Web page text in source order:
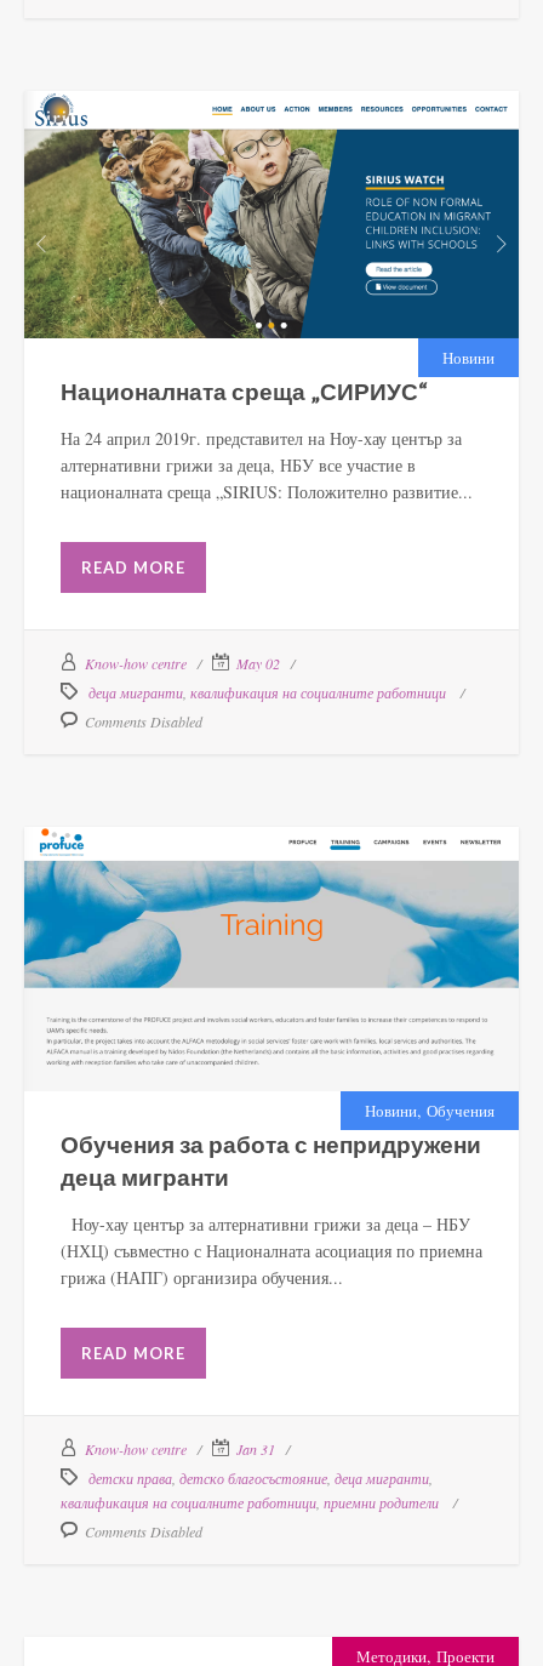
Новини
Националната среща „СИРИУС“
На 24 април 2019г. представител на Ноу-хау център за
алтернативни грижи за деца, НБУ все участие в
националната среща „SIRIUS: Положително развитие...
READ MORE
Know-how centre
May 02
деца мигранти квалификация на социалните работници
Comments Disabled
Новини, Обучения
Обучения за работа с непридружени
деца мигранти
Ноу-хау център за алтернативни грижи за деца – НБУ
(НХЦ) съвместно с Националната асоциация по приемна
грижа (НАПГ) организира обучения...
READ MORE
Know-how centre
Jan 31
детски права детско благосъстояние деца мигранти
квалификация на социалните работници приемни родители
Comments Disabled
Методики, Проекти